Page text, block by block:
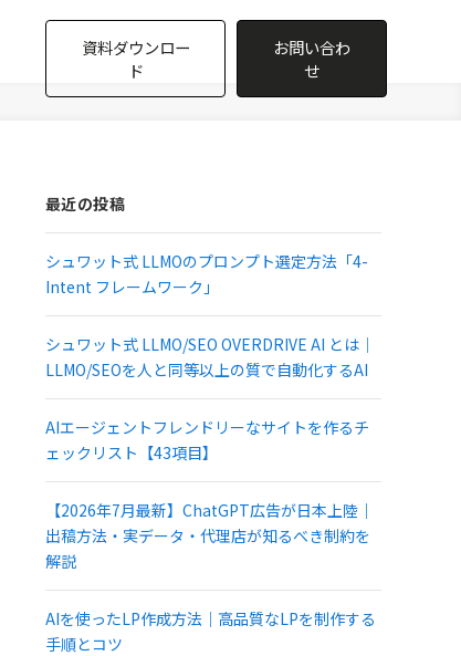
資料ダウンロー
ド
お問い合わ
せ
最近の投稿
シュワット式 LLMOのプロンプト選定方法「4-
Intent フレームワーク」
シュワット式 LLMO/SEO OVERDRIVE AI とは｜
LLMO/SEOを人と同等以上の質で自動化するAI
AIエージェントフレンドリーなサイトを作るチ
ェックリスト【43項目】
【2026年7月最新】ChatGPT広告が日本上陸｜
出稿方法・実データ・代理店が知るべき制約を
解説
AIを使ったLP作成方法｜高品質なLPを制作する
手順とコツ